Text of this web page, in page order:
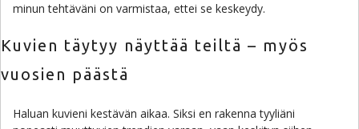
minun tehtäväni on varmistaa, ettei se keskeydy.
Kuvien täytyy näyttää teiltä – myös
vuosien päästä
Haluan kuvieni kestävän aikaa. Siksi en rakenna tyyliäni